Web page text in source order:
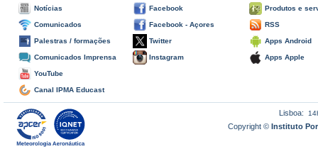
Notícias
Comunicados
Palestras / formações
Comunicados Imprensa
YouTube
Canal IPMA Educast
Facebook
Facebook - Açores
Twitter
Instagram
Produtos e
RSS
Apps Android
Apps Apple
Lisboa:
Copyright ©Instituto